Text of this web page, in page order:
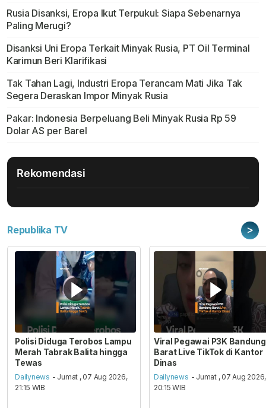
Rusia Disanksi, Eropa Ikut Terpukul: Siapa Sebenarnya
Paling Merugi?
Disanksi Uni Eropa Terkait Minyak Rusia, PT Oil Terminal
Karimun Beri Klarifikasi
Tak Tahan Lagi, Industri Eropa Terancam Mati Jika Tak
Segera Deraskan Impor Minyak Rusia
Pakar: Indonesia Berpeluang Beli Minyak Rusia Rp 59
Dolar AS per Barel
Rekomendasi
Republika TV >
Polisi Diduga Terobos Lampu
Merah Tabrak Balita hingga
Tewas
Dailynews - Jumat , 07 Aug 2026,
21:15 WIB
Viral Pegawai P3K Bandung
Barat Live TikTok di Kantor
Dinas
Dailynews - Jumat , 07 Aug 2026,
20:15 WIB